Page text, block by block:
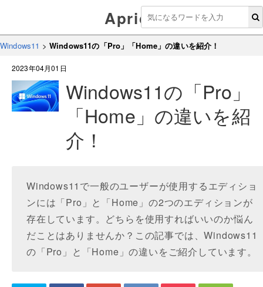
Aprico
Windows11 > Windows11の「Pro」「Home」の違いを紹介！
2023年04月01日
Windows11の「Pro」
「Home」の違いを紹
介！
Windows11で一般のユーザーが使用するエディショ
ンには「Pro」と「Home」の2つのエディションが
存在しています。どちらを使用すればいいのか悩ん
だことはありませんか？この記事では、Windows11
の「Pro」と「Home」の違いをご紹介しています。